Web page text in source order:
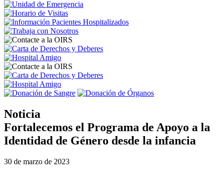
Noticia
Fortalecemos el Programa de Apoyo a la
Identidad de Género desde la infancia
30 de marzo de 2023